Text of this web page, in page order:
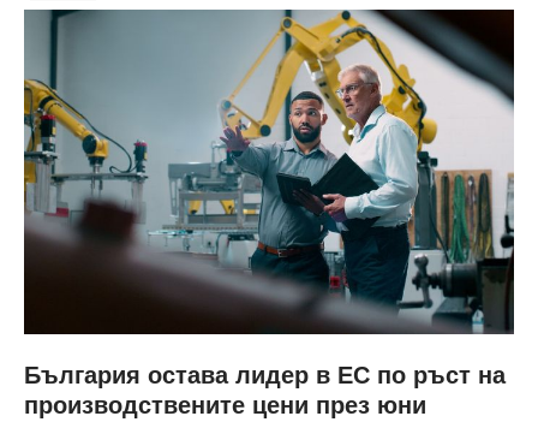
България остава лидер в ЕС по ръст на
производствените цени през юни